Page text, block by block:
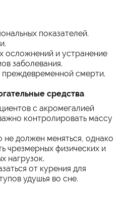
показателей.
осложнений и устранение
заболевания.
смерти.
средства
с акромегалией
контролировать массу
должен меняться, однако
чрезмерных физических и
нагрузок.
от курения для
удушья во сне.